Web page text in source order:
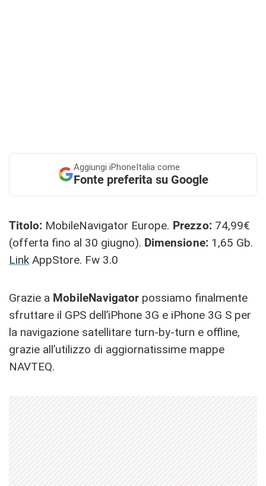
Aggiungi iPhoneItalia come
Fonte preferita su Google
Titolo: MobileNavigator Europe. Prezzo: 74,99€
(offerta fino al 30 giugno). Dimensione: 1,65 Gb.
Link AppStore. Fw 3.0
Grazie a MobileNavigator possiamo finalmente
sfruttare il GPS dell’iPhone 3G e iPhone 3G S per
la navigazione satellitare turn-by-turn e offline,
grazie all’utilizzo di aggiornatissime mappe
NAVTEQ.